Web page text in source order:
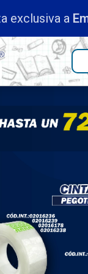
exclusiva a